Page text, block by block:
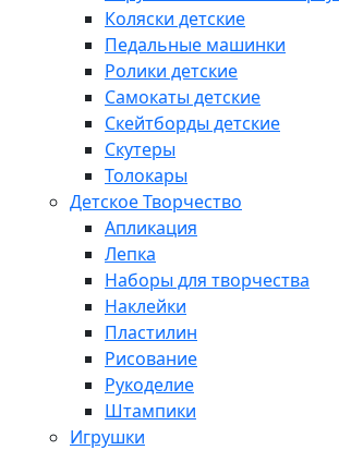
Коляски детские
Педальные машинки
Ролики детские
Самокаты детские
Скейтборды детские
Скутеры
Толокары
Детское Творчество
Апликация
Лепка
Наборы для творчества
Наклейки
Пластилин
Рисование
Рукоделие
Штампики
Игрушки